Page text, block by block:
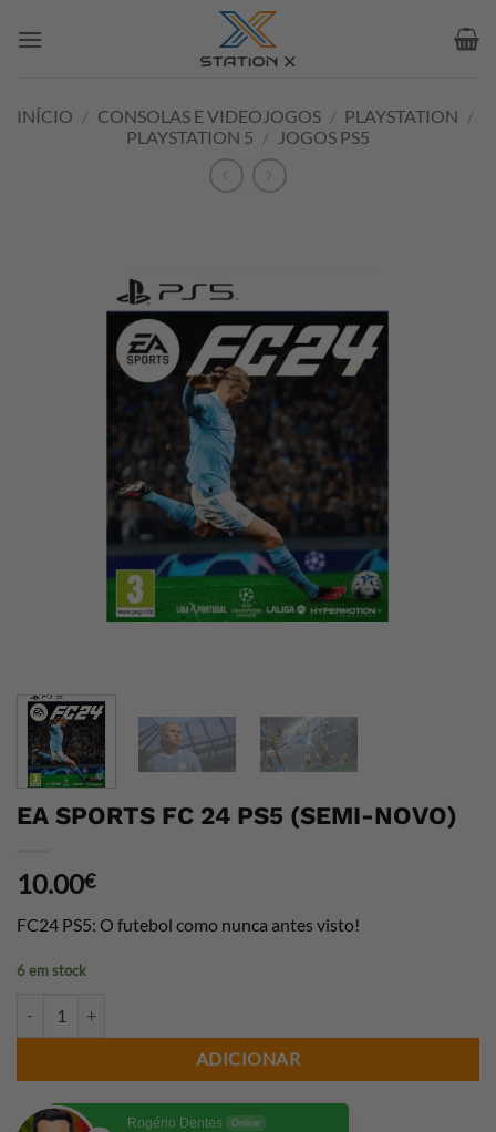
INÍCIO / CONSOLAS E VIDEOJOGOS / PLAYSTATION /
PLAYSTATION 5 / JOGOS PS5
EA SPORTS FC 24 PS5 (SEMI-NOVO)
10.00€
FC24 PS5: O futebol como nunca antes visto!
6 em stock
ADICIONAR
Rogério Dentes Online